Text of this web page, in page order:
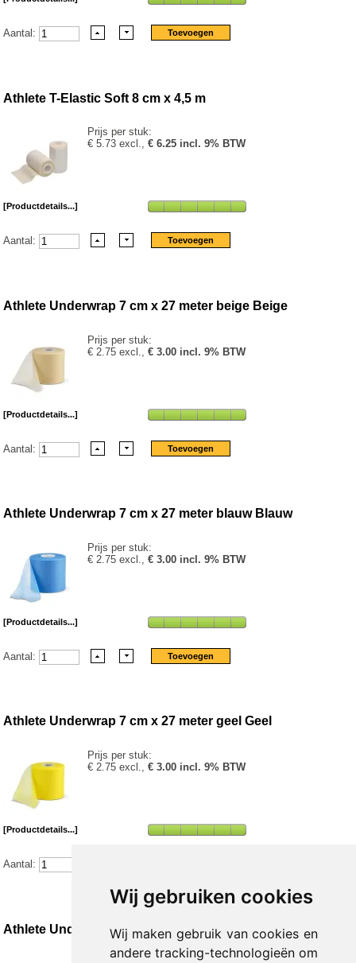
Wij gebruiken cookies
Wij maken gebruik van cookies en
andere tracking-technologieën om
Aantal:
Athlete T-Elastic Soft 8 cm x 4,5 m
Prijs per stuk:
€ 5.73 excl.,€ 6.25 incl. 9% BTW
[Productdetails...]
Aantal:
Athlete Underwrap 7 cm x 27 meter beige Beige
Prijs per stuk:
€ 2.75 excl.,€ 3.00 incl. 9% BTW
[Productdetails...]
Aantal:
Athlete Underwrap 7 cm x 27 meter blauw Blauw
Prijs per stuk:
€ 2.75 excl.,€ 3.00 incl. 9% BTW
[Productdetails...]
Aantal:
Athlete Underwrap 7 cm x 27 meter geel Geel
Prijs per stuk:
€ 2.75 excl.,€ 3.00 incl. 9% BTW
[Productdetails...]
Aantal:
Athlete Underwrap 7 cm x 27 meter groen Groen